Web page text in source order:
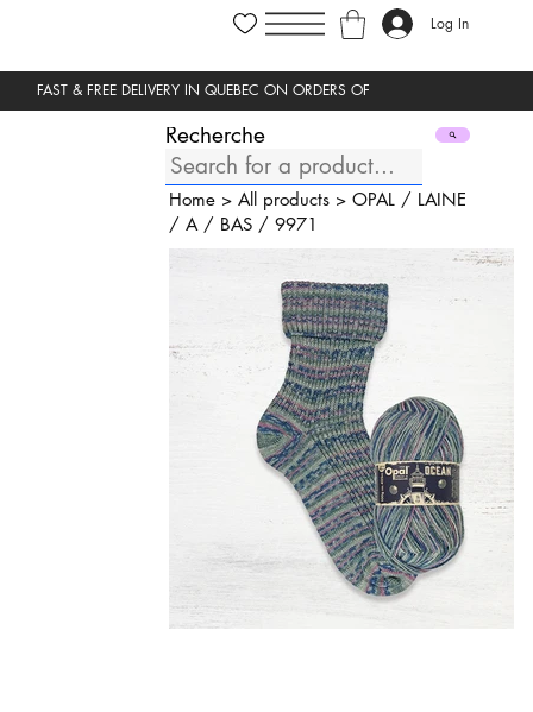
Log In
Recherche
Home> All products> OPAL / LAINE
/ A / BAS / 9971